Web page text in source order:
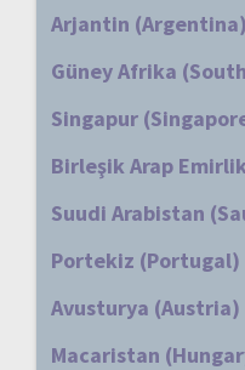
Arjantin (Argentina)
Güney Afrika
Singapur
Birleşik Arap
Suudi Arabistan
Portekiz (Portugal)
Avusturya (Austria)
Macaristan